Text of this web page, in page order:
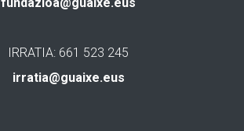
IRRATIA: 661 523 245
irratia@guaixe.eus